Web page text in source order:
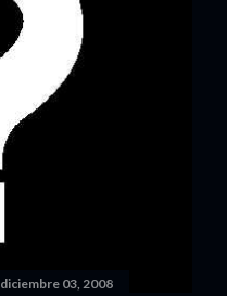
diciembre 03, 2008